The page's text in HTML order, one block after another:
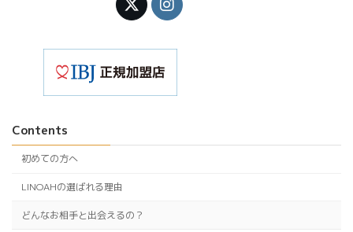
Contents
初めての方へ
LINOAHの選ばれる理由
どんなお相手と出会えるの？